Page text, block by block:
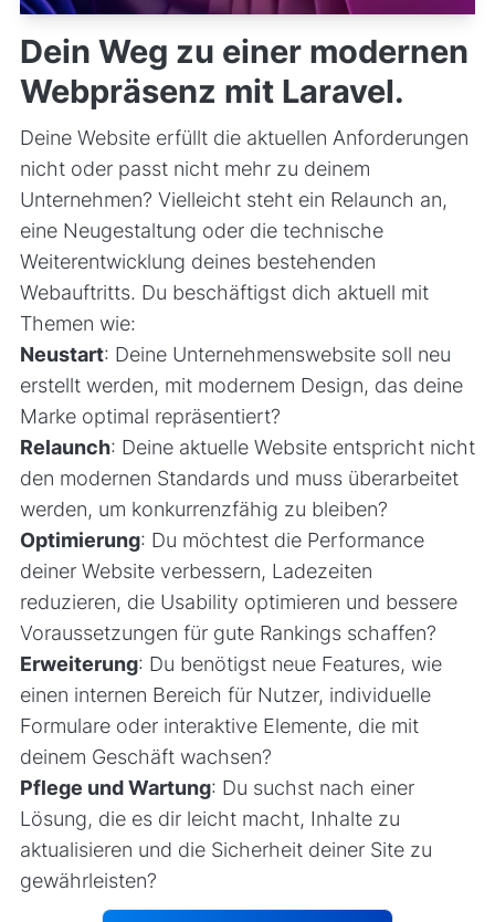
Dein Weg zu einer modernen
Webpräsenz mit Laravel.
Deine Website erfüllt die aktuellen Anforderungen
nicht oder passt nicht mehr zu deinem
Unternehmen? Vielleicht steht ein Relaunch an,
eine Neugestaltung oder die technische
Weiterentwicklung deines bestehenden
Webauftritts. Du beschäftigst dich aktuell mit
Themen wie:
Neustart: Deine Unternehmenswebsite soll neu
erstellt werden, mit modernem Design, das deine
Marke optimal repräsentiert?
Relaunch: Deine aktuelle Website entspricht nicht
den modernen Standards und muss überarbeitet
werden, um konkurrenzfähig zu bleiben?
Optimierung: Du möchtest die Performance
deiner Website verbessern, Ladezeiten
reduzieren, die Usability optimieren und bessere
Voraussetzungen für gute Rankings schaffen?
Erweiterung: Du benötigst neue Features, wie
einen internen Bereich für Nutzer, individuelle
Formulare oder interaktive Elemente, die mit
deinem Geschäft wachsen?
Pflege und Wartung: Du suchst nach einer
Lösung, die es dir leicht macht, Inhalte zu
aktualisieren und die Sicherheit deiner Site zu
gewährleisten?